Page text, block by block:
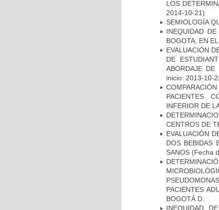
LOS
2014-10-21)
SEMIOLOGÍA
INEQUIDAD
BOGOTA, EN
EVALUACIÓN
DE
ABORDAJE
inicio: 2013-10-
PACIENTES
INFERIOR DE
CENTROS DE
EVALUACIÓN
DOS BEBIDAS
SANOS (Fecha
PACIENTES
BOGOTÁ D.
INEQUIDAD